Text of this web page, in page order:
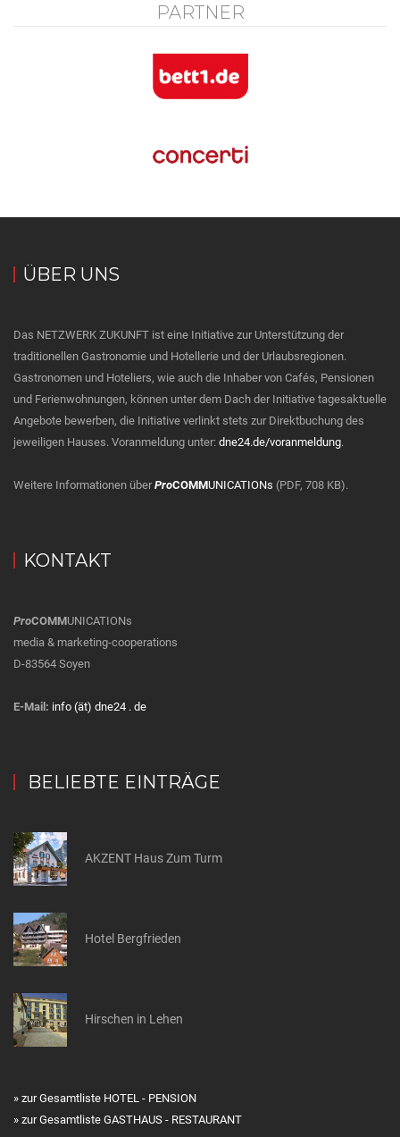
PARTNER
ÜBER UNS
Das NETZWERK ZUKUNFT ist eine Initiative zur Unterstützung der
traditionellen Gastronomie und Hotellerie und der Urlaubsregionen.
Gastronomen und Hoteliers, wie auch die Inhaber von Cafés, Pensionen
und Ferienwohnungen, können unter dem Dach der Initiative tagesaktuelle
Angebote bewerben, die Initiative verlinkt stets zur Direktbuchung des
jeweiligen Hauses. Voranmeldung unter: dne24.de/voranmeldung.
Weitere Informationen überProCOMMUNICATIONs (PDF, 708 KB).
KONTAKT
ProCOMMUNICATIONs
media & marketing-cooperations
D-83564 Soyen
E-Mail: info (ät) dne24 . de
BELIEBTE EINTRÄGE
AKZENT Haus Zum Turm
Hotel Bergfrieden
Hirschen in Lehen
» zur Gesamtliste HOTEL - PENSION
» zur Gesamtliste GASTHAUS - RESTAURANT